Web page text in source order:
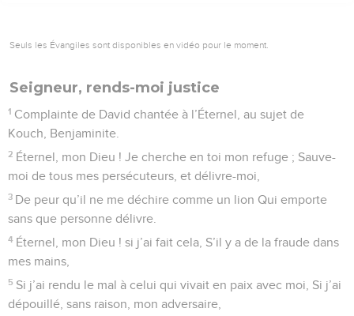
Seuls les Évangiles sont disponibles en vidéo pour le moment.
Seigneur, rends-moi justice
1 Complainte de David chantée à l’Éternel, au sujet de
Kouch, Benjaminite.
2 Éternel, mon Dieu ! Je cherche en toi mon refuge ; Sauve-
moi de tous mes persécuteurs, et délivre-moi,
3 De peur qu’il ne me déchire comme un lion Qui emporte
sans que personne délivre.
4 Éternel, mon Dieu ! si j’ai fait cela, S’il y a de la fraude dans
mes mains,
5 Si j’ai rendu le mal à celui qui vivait en paix avec moi, Si j’ai
dépouillé, sans raison, mon adversaire,